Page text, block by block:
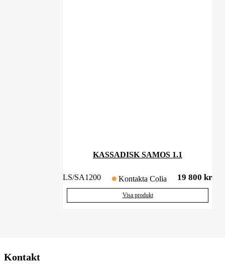
KASSADISK SAMOS 1.1
LS/SA1200 Kontakta Colia 19 800 kr
Visa produkt
Kontakt